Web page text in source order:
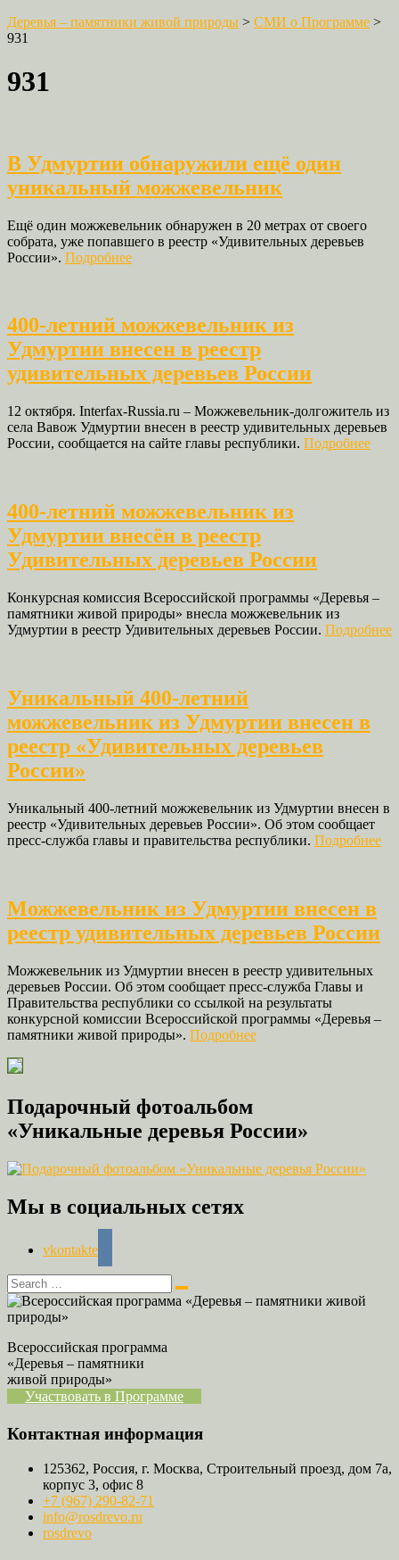
Деревья – памятники живой природы > СМИ о Программе >
931
931
В Удмуртии обнаружили ещё один
уникальный можжевельник
Ещё один можжевельник обнаружен в 20 метрах от своего
собрата, уже попавшего в реестр «Удивительных деревьев
России». Подробнее
400-летний можжевельник из
Удмуртии внесен в реестр
удивительных деревьев России
12 октября. Interfax-Russia.ru – Можжевельник-долгожитель из
села Вавож Удмуртии внесен в реестр удивительных деревьев
России, сообщается на сайте главы республики. Подробнее
400-летний можжевельник из
Удмуртии внесён в реестр
Удивительных деревьев России
Конкурсная комиссия Всероссийской программы «Деревья –
памятники живой природы» внесла можжевельник из
Удмуртии в реестр Удивительных деревьев России. Подробнее
Уникальный 400-летний
можжевельник из Удмуртии внесен в
реестр «Удивительных деревьев
России»
Уникальный 400-летний можжевельник из Удмуртии внесен в
реестр «Удивительных деревьев России». Об этом сообщает
пресс-служба главы и правительства республики. Подробнее
Можжевельник из Удмуртии внесен в
реестр удивительных деревьев России
Можжевельник из Удмуртии внесен в реестр удивительных
деревьев России. Об этом сообщает пресс-служба Главы и
Правительства республики со ссылкой на результаты
конкурсной комиссии Всероссийской программы «Деревья –
памятники живой природы». Подробнее
Подарочный фотоальбом
«Уникальные деревья России»
Мы в социальных сетях
vkontakte
Всероссийская программа
«Деревья – памятники
живой природы»
Участвовать в Программе
Контактная информация
125362, Россия, г. Москва, Строительный проезд, дом 7а,
корпус 3, офис 8
+7 (967) 290-82-71
info@rosdrevo.ru
rosdrevo